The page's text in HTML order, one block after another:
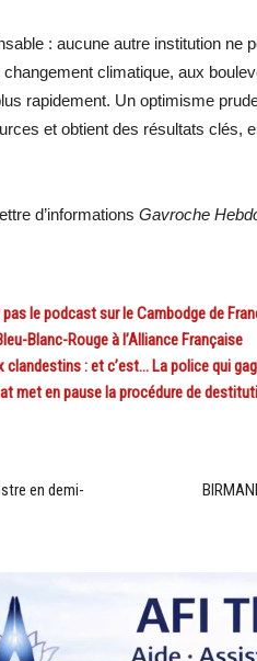
: aucune autre institution ne
climatique, aux
rapidement. Un optimisme
et obtient des résultats clés,
d’informations Gavroche
pas le podcast sur le Cambodge de
Blanc-Rouge à l’Alliance Française
clandestins : et c’est… La police qui
met en pause la procédure de
en demi-